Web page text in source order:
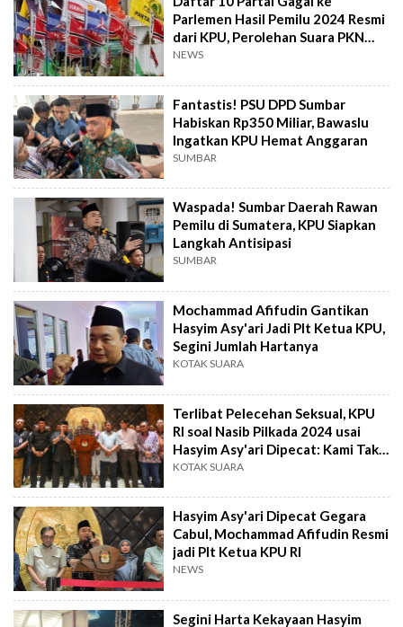
Parlemen Hasil Pemilu 2024 Resmi
dari KPU, Perolehan Suara PKN
Paling Sedikit!
NEWS
Fantastis! PSU DPD Sumbar
Habiskan Rp350 Miliar, Bawaslu
Ingatkan KPU Hemat Anggaran
SUMBAR
Waspada! Sumbar Daerah Rawan
Pemilu di Sumatera, KPU Siapkan
Langkah Antisipasi
SUMBAR
Mochammad Afifudin Gantikan
Hasyim Asy'ari Jadi Plt Ketua KPU,
Segini Jumlah Hartanya
KOTAK SUARA
Terlibat Pelecehan Seksual, KPU
RI soal Nasib Pilkada 2024 usai
Hasyim Asy'ari Dipecat: Kami Tak
Terganggu
KOTAK SUARA
Hasyim Asy'ari Dipecat Gegara
Cabul, Mochammad Afifudin Resmi
jadi Plt Ketua KPU RI
NEWS
Segini Harta Kekayaan Hasyim